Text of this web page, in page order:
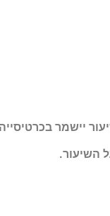
השיעור.